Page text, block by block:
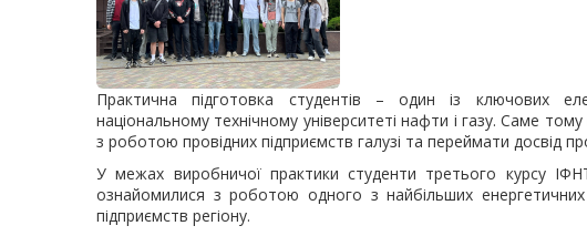
Практична підготовка студентів – один із ключових
національному технічному університеті нафти і газу. Саме
з роботою провідних підприємств галузі та переймати досвід
У межах виробничої практики студенти третього курсу
ознайомилися з роботою одного з найбільших енергетичних
підприємств регіону.